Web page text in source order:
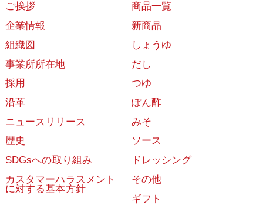
ご挨拶
企業情報
組織図
事業所所在地
採用
沿革
ニュースリリース
歴史
SDGsへの取り組み
カスタマーハラスメント
に対する基本方針
商品一覧
新商品
しょうゆ
だし
つゆ
ぽん酢
みそ
ソース
ドレッシング
その他
ギフト